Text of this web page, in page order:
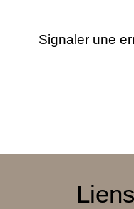
Signaler une
Liens